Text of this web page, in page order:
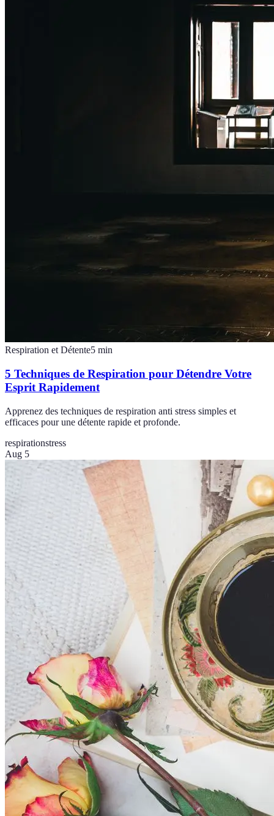
Respiration et Détente5 min
5 Techniques de Respiration pour Détendre Votre
Esprit Rapidement
Apprenez des techniques de respiration anti stress simples et
efficaces pour une détente rapide et profonde.
respirationstress
Aug 5